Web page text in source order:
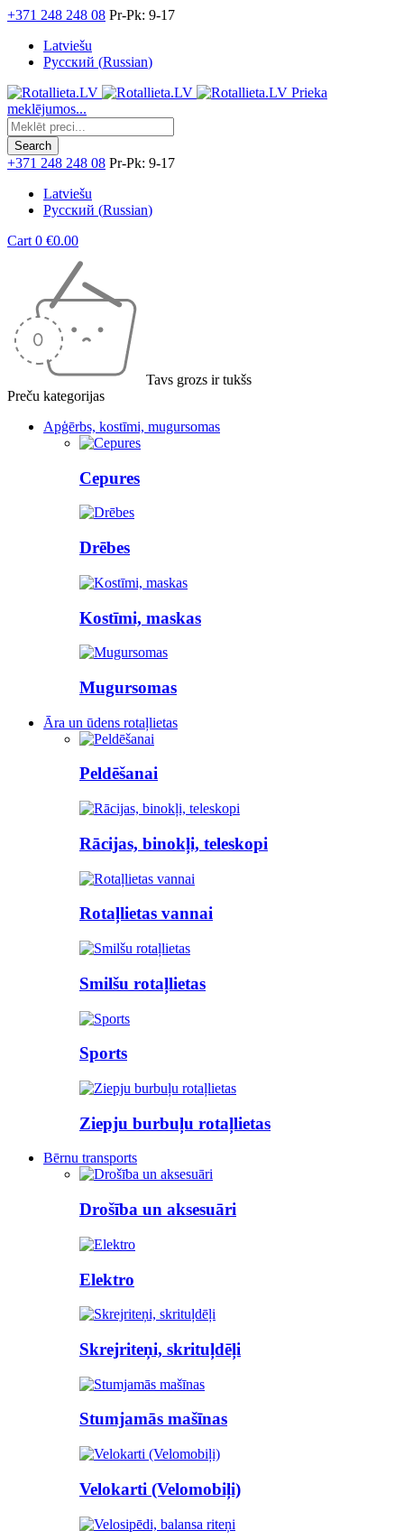
+371 248 248 08 Pr-Pk: 9-17
Latviešu
Русский (Russian)
Prieka
meklējumos...
+371 248 248 08 Pr-Pk: 9-17
Latviešu
Русский (Russian)
Cart 0 €0.00
Tavs grozs ir tukšs
Preču kategorijas
Apģērbs, kostīmi, mugursomas
Cepures
Drēbes
Kostīmi, maskas
Mugursomas
Āra un ūdens rotaļlietas
Peldēšanai
Rācijas, binokļi, teleskopi
Rotaļlietas vannai
Smilšu rotaļlietas
Sports
Ziepju burbuļu rotaļlietas
Bērnu transports
Drošība un aksesuāri
Elektro
Skrejriteņi, skrituļdēļi
Stumjamās mašīnas
Velokarti (Velomobiļi)